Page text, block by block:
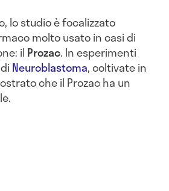
lo studio è focalizzato
molto usato in casi di
il Prozac. In esperimenti
Neuroblastoma, coltivate in
che il Prozac ha un